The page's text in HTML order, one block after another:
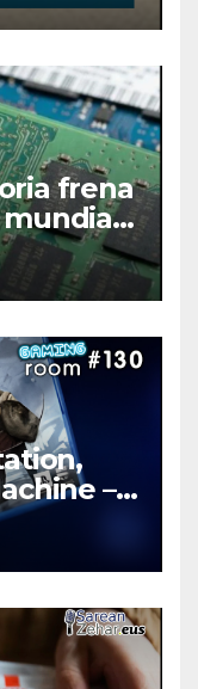
frena
–